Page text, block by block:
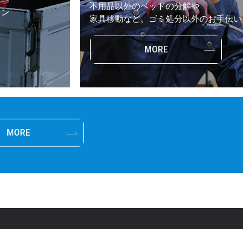
不用品以外のベッドの分解や
家具移動など、ゴミ処分以外のお手伝い
MORE
MORE